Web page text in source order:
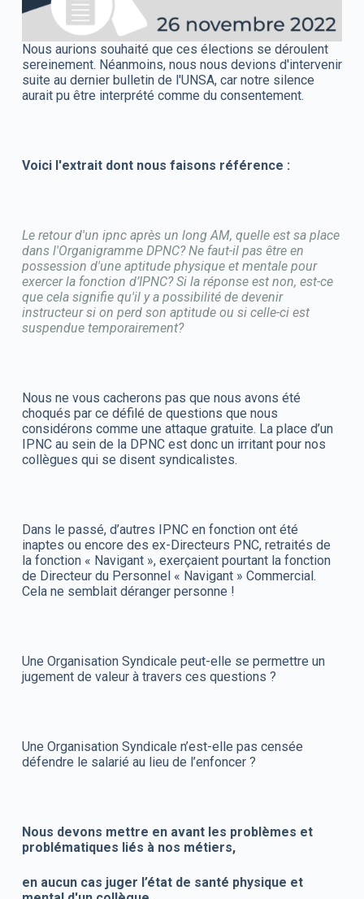
Nous aurions souhaité que ces élections se déroulent
sereinement. Néanmoins, nous nous devions d'intervenir
suite au dernier bulletin de l'UNSA, car notre silence
aurait pu être interprété comme du consentement.
Voici l'extrait dont nous faisons référence :
Le retour d'un ipnc après un long AM, quelle est sa place
dans l'Organigramme DPNC? Ne faut-il pas être en
possession d'une aptitude physique et mentale pour
exercer la fonction d’IPNC? Si la réponse est non, est-ce
que cela signifie qu'il y a possibilité de devenir
instructeur si on perd son aptitude ou si celle-ci est
suspendue temporairement?
Nous ne vous cacherons pas que nous avons été
choqués par ce défilé de questions que nous
considérons comme une attaque gratuite. La place d’un
IPNC au sein de la DPNC est donc un irritant pour nos
collègues qui se disent syndicalistes.
Dans le passé, d’autres IPNC en fonction ont été
inaptes ou encore des ex-Directeurs PNC, retraités de
la fonction « Navigant », exerçaient pourtant la fonction
de Directeur du Personnel « Navigant » Commercial.
Cela ne semblait déranger personne !
Une Organisation Syndicale peut-elle se permettre un
jugement de valeur à travers ces questions ?
Une Organisation Syndicale n’est-elle pas censée
défendre le salarié au lieu de l’enfoncer ?
Nous devons mettre en avant les problèmes et
problématiques liés à nos métiers,
en aucun cas juger l’état de santé physique et